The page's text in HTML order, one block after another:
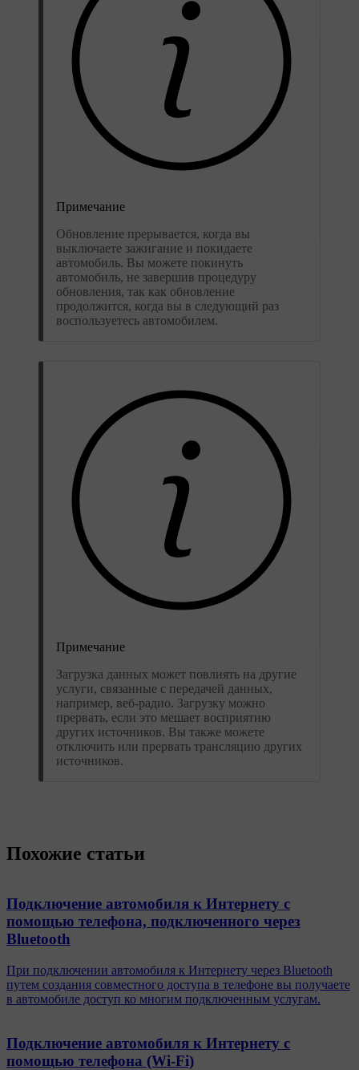
Примечание
Обновление прерывается, когда вы
выключаете зажигание и покидаете
автомобиль. Вы можете покинуть
автомобиль, не завершив процедуру
обновления, так как обновление
продолжится, когда вы в следующий раз
воспользуетесь автомобилем.
Примечание
Загрузка данных может повлиять на другие
услуги, связанные с передачей данных,
например, веб-радио. Загрузку можно
прервать, если это мешает восприятию
других источников. Вы также можете
отключить или прервать трансляцию других
источников.
Похожие статьи
Подключение автомобиля к Интернету с
помощью телефона, подключенного через
Bluetooth
При подключении автомобиля к Интернету через Bluetooth
путем создания совместного доступа в телефоне вы получаете
в автомобиле доступ ко многим подключенным услугам.
Подключение автомобиля к Интернету с
помощью телефона (Wi-Fi)